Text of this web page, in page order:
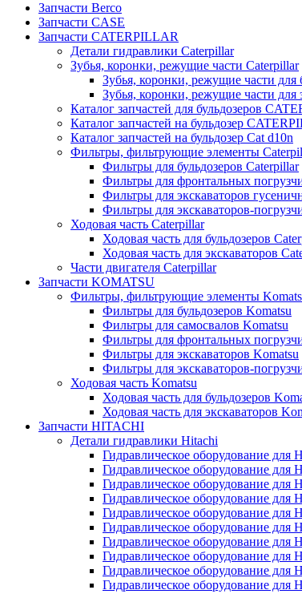
Запчасти Berco
Запчасти CASE
Запчасти CATERPILLAR
Детали гидравлики Caterpillar
Зубья, коронки, режущие части Caterpillar
Зубья, коронки, режущие части для
Зубья, коронки, режущие части для
Каталог запчастей для бульдозеров
Каталог запчастей на бульдозер
Каталог запчастей на бульдозер Сat d10n
Фильтры, фильтрующие элементы
Фильтры для бульдозеров Caterpillar
Фильтры для фронтальных
Фильтры для экскаваторов
Фильтры для экскаваторов-
Ходовая часть Caterpillar
Ходовая часть для бульдозеров
Ходовая часть для экскаваторов
Части двигателя Caterpillar
Запчасти KOMATSU
Фильтры, фильтрующие элементы
Фильтры для бульдозеров Komatsu
Фильтры для самосвалов Komatsu
Фильтры для фронтальных
Фильтры для экскаваторов Komatsu
Фильтры для экскаваторов-
Ходовая часть Komatsu
Ходовая часть для бульдозеров
Ходовая часть для экскаваторов
Запчасти HITACHI
Детали гидравлики Hitachi
Гидравлическое оборудование
Гидравлическое оборудование для
Гидравлическое оборудование для
Гидравлическое оборудование для
Гидравлическое оборудование для
Гидравлическое оборудование для
Гидравлическое оборудование для
Гидравлическое оборудование
Гидравлическое оборудование для
Гидравлическое оборудование для